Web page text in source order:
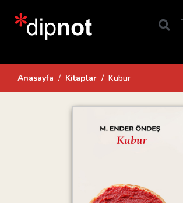
Anasayfa Kitaplar Kubur